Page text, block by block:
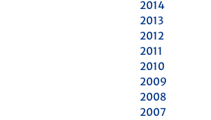
2014
2013
2012
2011
2010
2009
2008
2007